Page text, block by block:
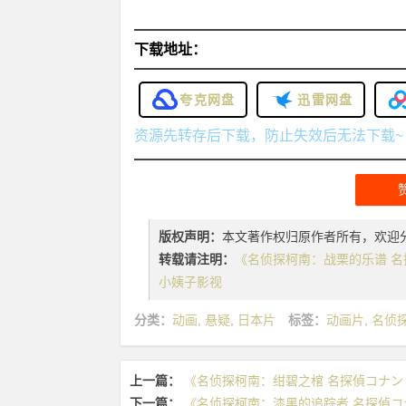
下载地址：
夸克网盘 迅雷网盘
资源先转存后下载，防止失效后无法下载~
版权声明：本文著作权归原作者所有，欢迎
转载请注明：
《名侦探柯南：战栗的乐谱
小姨子影视
分类： 动画 悬疑 日本片 标签： 动画片 名侦
上一篇：
《名侦探柯南：绀碧之棺 名探偵コナ